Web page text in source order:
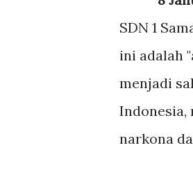
SDN 1
ini adalah
menjadi
Indonesia,
narkona